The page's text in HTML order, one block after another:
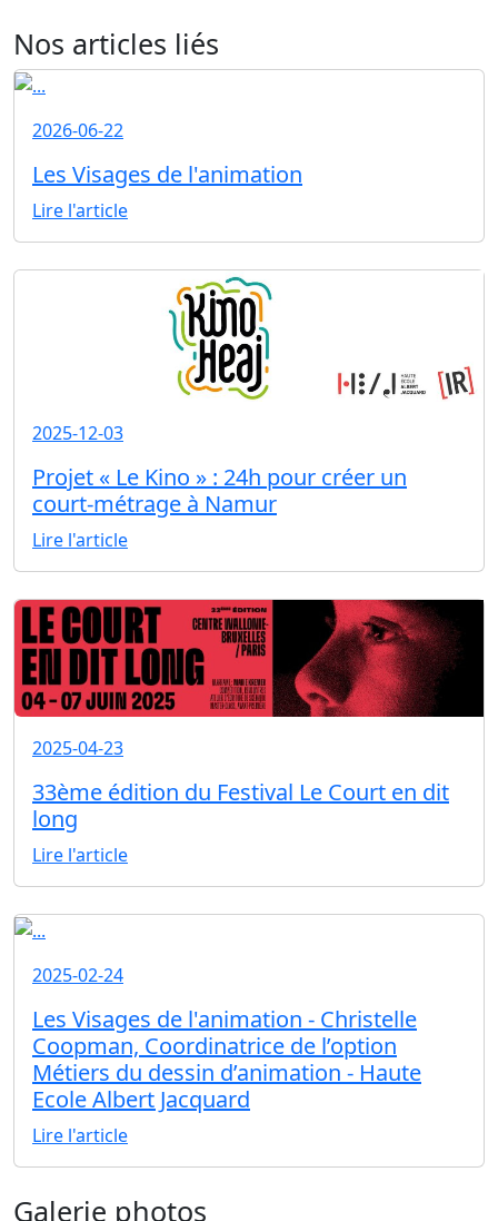
Nos articles liés
2026-06-22
Les Visages de l'animation
Lire l'article
2025-12-03
Projet « Le Kino » : 24h pour créer un
court-métrage à Namur
Lire l'article
2025-04-23
33ème édition du Festival Le Court en dit
long
Lire l'article
2025-02-24
Les Visages de l'animation - Christelle
Coopman, Coordinatrice de l’option
Métiers du dessin d’animation - Haute
Ecole Albert Jacquard
Lire l'article
Galerie photos